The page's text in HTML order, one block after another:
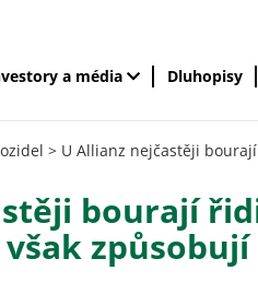
a média Dluhopisy
> U Allianz nejčastěji
bourají